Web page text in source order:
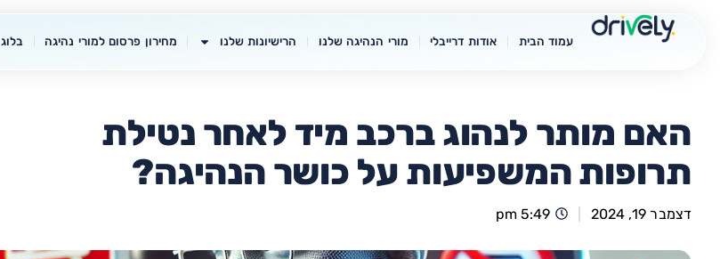
עמוד הבית אודות דרייבלי מורי הנהיגה שלנו הרישיונות שלנו מחירון פרסום למורי נהיגה בלוג
האם מותר לנהוג ברכב מיד לאחר נטילת
תרופות המשפיעות על כושר הנהיגה?
דצמבר 19, 2024 5:49 pm